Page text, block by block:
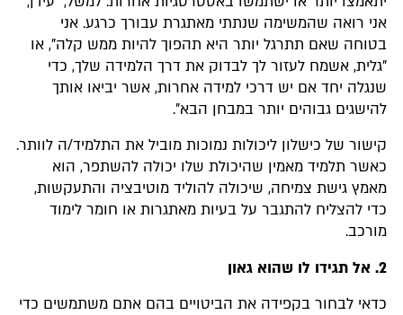
אני רואה שהמשימה שנתתי מאתגרת עבורך כרגע. אני
בטוחה שאם תתרגל יותר היא תהפוך להיות ממש קלה", או
"גלית, אשמח לעזור לך לבדוק את דרך הלמידה שלך, כדי
שנגלה יחד אם יש דרכי למידה אחרות, אשר יביאו אותך
להישגים גבוהים יותר במבחן הבא".
קישור של כישלון ליכולות נמוכות מוביל את התלמיד/ה לוותר.
כאשר תלמיד מאמין שהיכולת שלו יכולה להשתפר, הוא
מאמץ גישת צמיחה, שיכולה להוליד מוטיבציה והתעקשות,
כדי להצליח להתגבר על בעיות מאתגרות או חומר לימוד
מורכב.
2. אל תגידו לו שהוא גאון
כדאי לבחור בקפידה את הביטויים בהם אתם משתמשים כדי